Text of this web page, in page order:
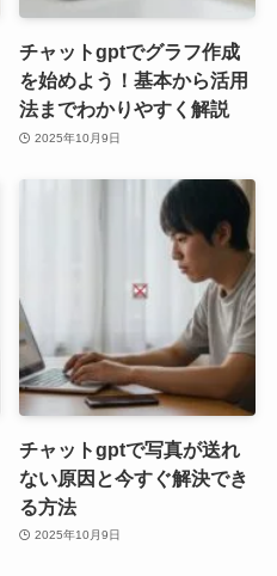
チャットgptでグラフ作成
を始めよう！基本から活用
法までわかりやすく解説
2025年10月9日
チャットgptで写真が送れ
ない原因と今すぐ解決でき
る方法
2025年10月9日